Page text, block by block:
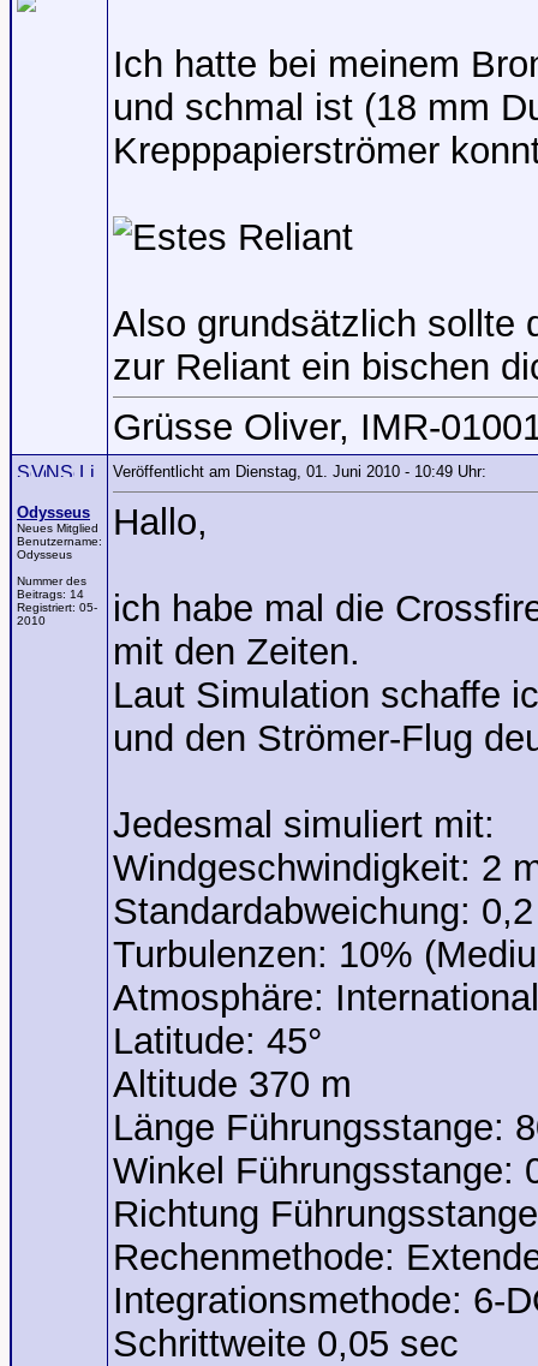
Ich hatte bei meinem
und schmal ist (18 mm
Krepppapierströmer
Also grundsätzlich sollte
zur Reliant ein bischen
Grüsse Oliver, IMR-
Odysseus
Neues Mitglied
Benutzername:
Odysseus
Nummer des
Beitrags: 14
Registriert: 05-
2010
Veröffentlicht am Dienstag, 01. Juni 2010 - 10:49 Uhr:
Hallo,
ich habe mal die
mit den Zeiten.
Laut Simulation schaffe
und den Strömer-Flug
Jedesmal simuliert mit:
Windgeschwindigkeit: 2
Standardabweichung:
Turbulenzen: 10%
Atmosphäre:
Latitude: 45°
Altitude 370 m
Länge Führungsstange:
Winkel Führungsstange:
Richtung
Rechenmethode:
Integrationsmethode: 6-
Schrittweite 0,05 sec